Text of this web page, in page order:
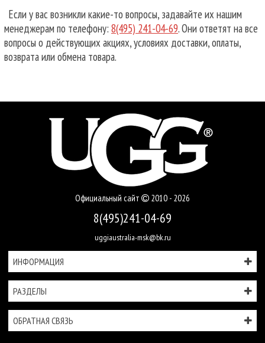
Если у вас возникли какие-то вопросы, задавайте их нашим
менеджерам по телефону: 8(495) 241-04-69. Они ответят на все
вопросы о действующих акциях, условиях доставки, оплаты,
возврата или обмена товара.
Официальный сайт 2010 - 2026
8(495)241-04-69
uggiaustralia-msk@bk.ru
ИНФОРМАЦИЯ
РАЗДЕЛЫ
ОБРАТНАЯ СВЯЗЬ